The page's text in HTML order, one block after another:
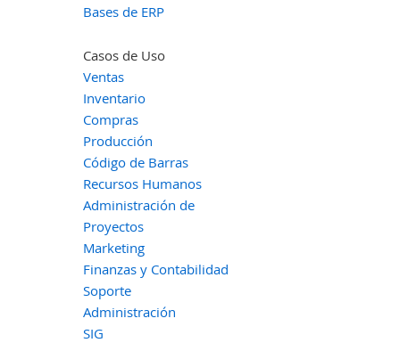
Bases de ERP
Casos de Uso
Ventas
Inventario
Compras
Producción
Código de Barras
Recursos Humanos
Administración de
Proyectos
Marketing
Finanzas y Contabilidad
Soporte
Administración
SIG